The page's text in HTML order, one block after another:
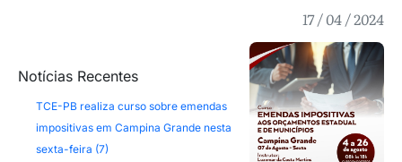
17 / 04 / 2024
Notícias Recentes
TCE-PB realiza curso sobre emendas
impositivas em Campina Grande nesta
sexta-feira (7)